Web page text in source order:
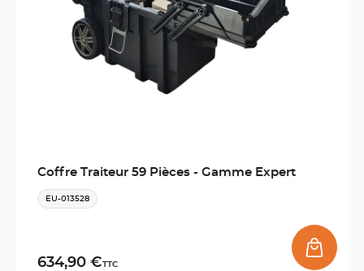
Coffre Traiteur 59 Pièces - Gamme Expert
EU-013528
634,90 €TTC